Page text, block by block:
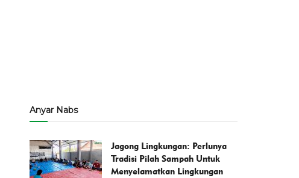
Anyar Nabs
Jagong Lingkungan: Perlunya
Tradisi Pilah Sampah Untuk
Menyelamatkan Lingkungan